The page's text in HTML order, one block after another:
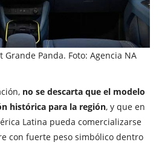
Panda. Foto: Agencia NA
no se descarta que el modelo
histórica para la región, y que en
Latina pueda comercializarse
con fuerte peso simbólico dentro